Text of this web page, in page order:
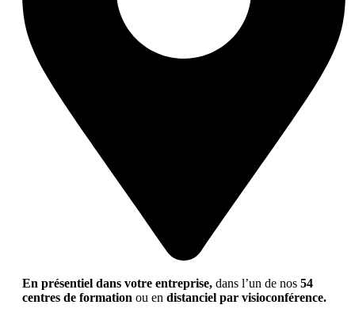
En présentiel dans votre entreprise, dans l’un de nos 54
centres de formation ou en distanciel par visioconférence.